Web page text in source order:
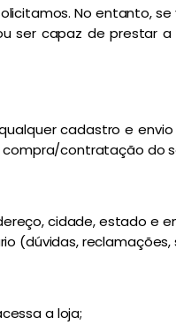
No entanto,
ser capaz de prestar
cadastro e
contratação
cidade, estado e
(dúvidas,
a loja;